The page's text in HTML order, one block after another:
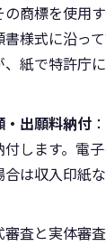
の商標を使用
様式に沿っ
紙で特許庁
出願料納付
付します。電
は収入印紙
審査と実体審